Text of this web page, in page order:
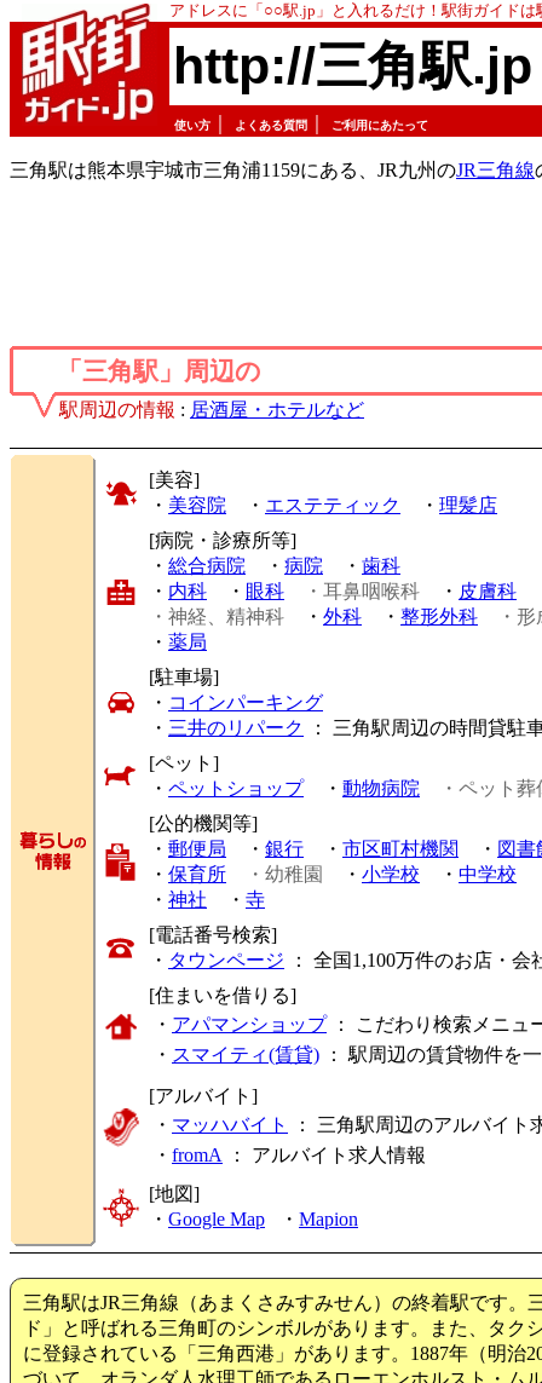
アドレスに「○○駅.jp」と入れるだけ！駅街ガイド
http://三角駅.jp
使い方 よくある質問 ご利用にあたって
三角駅は熊本県宇城市三角浦1159にある、JR九州のJR三角線
「三角駅」周辺の
駅周辺の情報 : 居酒屋・ホテルなど
[美容]
・ 美容院 ・ エステティック ・ 理髪店
[病院・診療所等]
・ 総合病院 ・ 病院 ・ 歯科
・ 内科 ・ 眼科 ・耳鼻咽喉科 ・ 皮膚科
・神経、精神科 ・ 外科 ・ 整形外科
・
・ 薬局
[駐車場]
・ コインパーキング
・ 三井のリパーク
： 三角駅周辺の時間貸駐
[ペット]
・ ペットショップ・ 動物病院
・ペット葬
[公的機関等]
・ 郵便局 ・ 銀行 ・ 市区町村機関 ・ 図書
・ 保育所 ・幼稚園 ・ 小学校 ・ 中学校
・ 神社 ・ 寺
[電話番号検索]
・ タウンページ ： 全国1,100万件のお店・
[住まいを借りる]
・ アパマンショップ： こだわり検索メニュ
・ スマイティ(賃貸) ： 駅周辺の賃貸物件を
[アルバイト]
・ マッハバイト
： 三角駅周辺のアルバイト
・ fromA ： アルバイト求人情報
[地図]
・ Google Map ・ Mapion
三角駅はJR三角線（あまくさみすみせん）の終着駅です。
ド」と呼ばれる三角町のシンボルがあります。また、タク
に登録されている「三角西港」があります。1887年（明治
づいて、オランダ人水理工師であるローエンホルスト・ム